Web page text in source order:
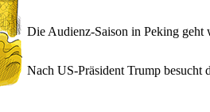
Die Audienz-Saison in Peking geht
Nach US-Präsident Trump besucht